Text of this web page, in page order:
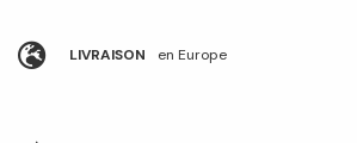
LIVRAISON en Europe